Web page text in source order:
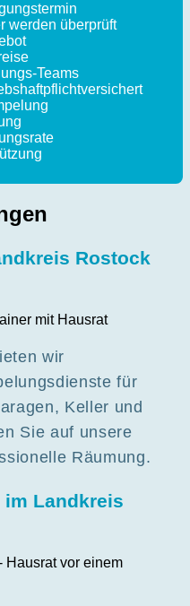
werden überprüft
Teams
Rostock
wir
für
Keller und
Sie auf unsere
Räumung.
Landkreis